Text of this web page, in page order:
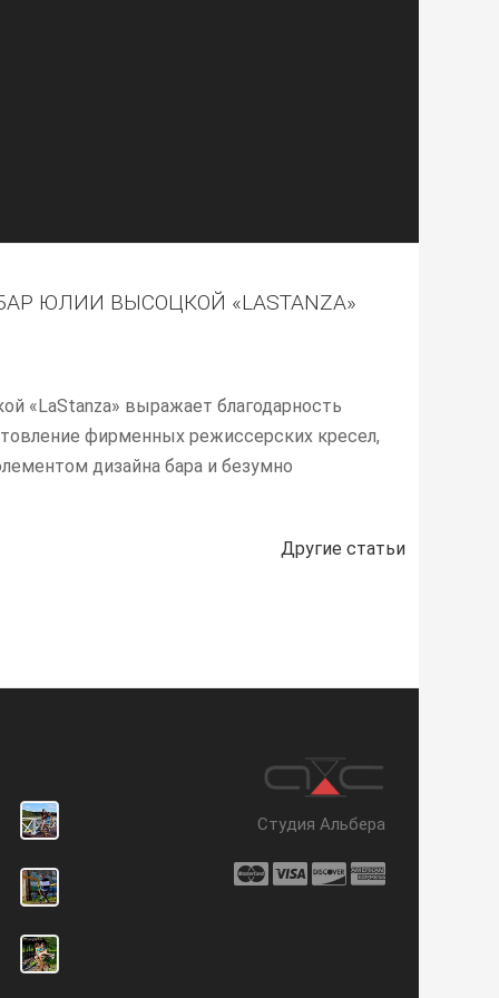
ЮЛИИ ВЫСОЦКОЙ «LASTANZA»
«LaStanza» выражает благодарность
фирменных режиссерских кресел,
дизайна бара и безумно
Другие статьи
Студия Альбера